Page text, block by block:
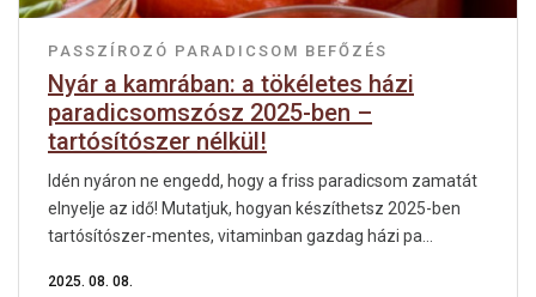
PASSZÍROZÓ PARADICSOM BEFŐZÉS
Nyár a kamrában: a tökéletes házi
paradicsomszósz 2025-ben –
tartósítószer nélkül!
Idén nyáron ne engedd, hogy a friss paradicsom zamatát
elnyelje az idő! Mutatjuk, hogyan készíthetsz 2025-ben
tartósítószer-mentes, vitaminban gazdag házi pa...
2025. 08. 08.